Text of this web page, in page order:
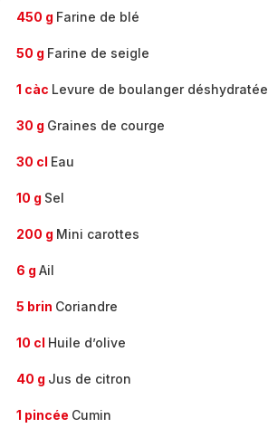
450 g Farine de blé
50 g Farine de seigle
1 càc Levure de boulanger déshydratée
30 g Graines de courge
30 cl Eau
10 g Sel
200 g Mini carottes
6 g Ail
5 brin Coriandre
10 cl Huile d’olive
40 g Jus de citron
1 pincée Cumin